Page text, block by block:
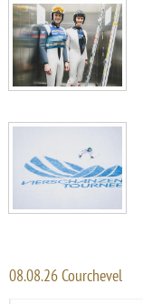
08.08.26 Courchevel